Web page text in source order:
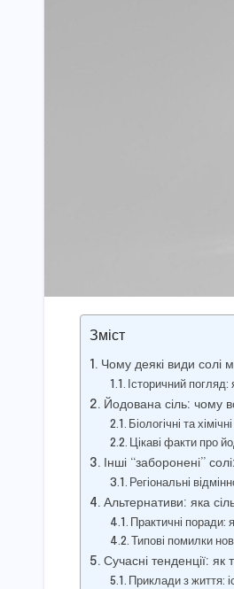
Зміст
Чому деякі види солі
Історичний
Йодована сіль: чому
Біологічні та
Цікаві факти про
Інші “заборонені”
Регіональні
Альтернативи: яка
Практичні поради:
Типові помилки
Сучасні тенденції: як
Приклади з життя: